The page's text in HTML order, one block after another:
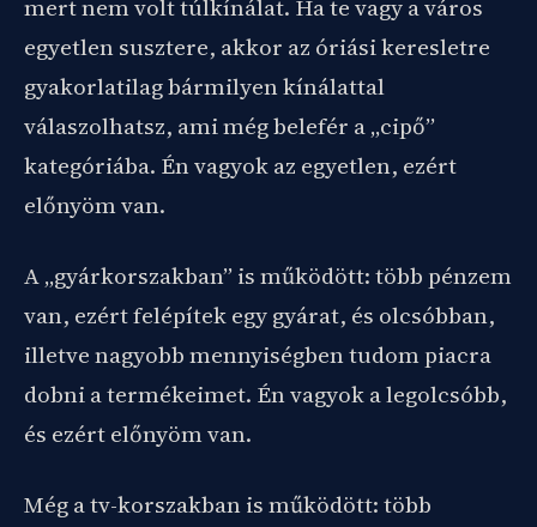
mert nem volt túlkínálat. Ha te vagy a város
egyetlen susztere, akkor az óriási keresletre
gyakorlatilag bármilyen kínálattal
válaszolhatsz, ami még belefér a „cipő”
kategóriába. Én vagyok az egyetlen, ezért
előnyöm van.
A „gyárkorszakban” is működött: több pénzem
van, ezért felépítek egy gyárat, és olcsóbban,
illetve nagyobb mennyiségben tudom piacra
dobni a termékeimet. Én vagyok a legolcsóbb,
és ezért előnyöm van.
Még a tv-korszakban is működött: több